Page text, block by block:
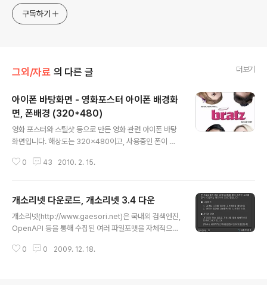
구독하기
그외/자료 의 다른 글 더보기
아이폰 바탕화면 - 영화포스터 아이폰 배경화
면, 폰배경 (320*480)
영화 포스터와 스틸샷 등으로 만든 영화 관련 아이폰 바탕
화면입니다. 해상도는 320x480이고, 사용중인 폰이 아
각각의 이미지를 클릭해야 원본 사이즈로 보실 수 있구요.
0 43 2010. 2. 15.
개소리넷 다운로드, 개소리넷 3.4 다운
개소리넷(http://www.gaesori.net)은 국내외 검색엔진,
OpenAPI 등을 통해 수집된 여러 파일포맷을 자체적으로
인, 기업, 관공서, 학교 등 어디서나 설치하여 사용할 수 있
0 0 2009. 12. 18.